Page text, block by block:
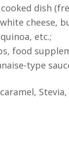
dish
cheese,
etc.;
food
type